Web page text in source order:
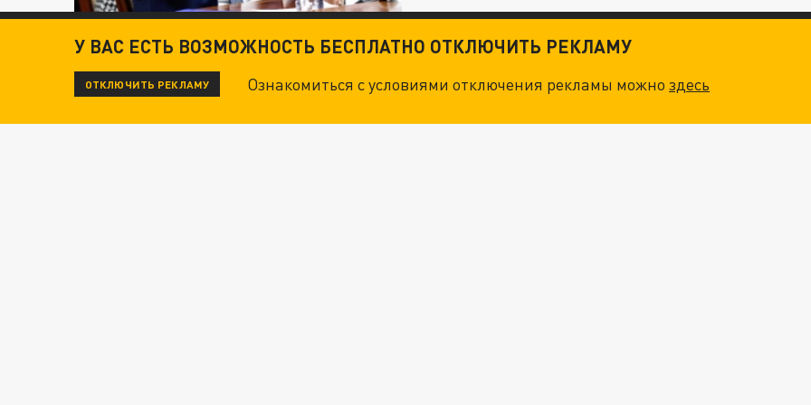
У ВАС ЕСТЬ ВОЗМОЖНОСТЬ БЕСПЛАТНО ОТКЛЮЧИТЬ РЕКЛАМУ
ОТКЛЮЧИТЬ РЕКЛАМУ Ознакомиться с условиями отключения рекламы можноздесь